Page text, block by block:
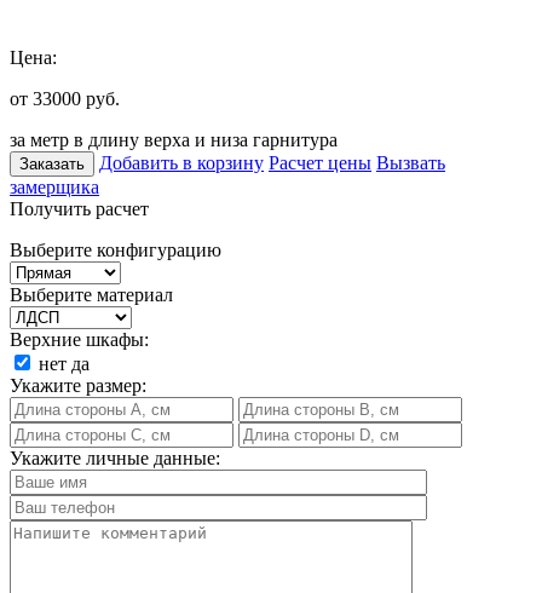
Цена:
от 33000 руб.
за метр в длину верха и низа гарнитура
Заказать Добавить в корзину Расчет цены Вызвать
замерщика
Получить расчет
Выберите конфигурацию
Выберите материал
Верхние шкафы:
нет да
Укажите размер:
Укажите личные данные: